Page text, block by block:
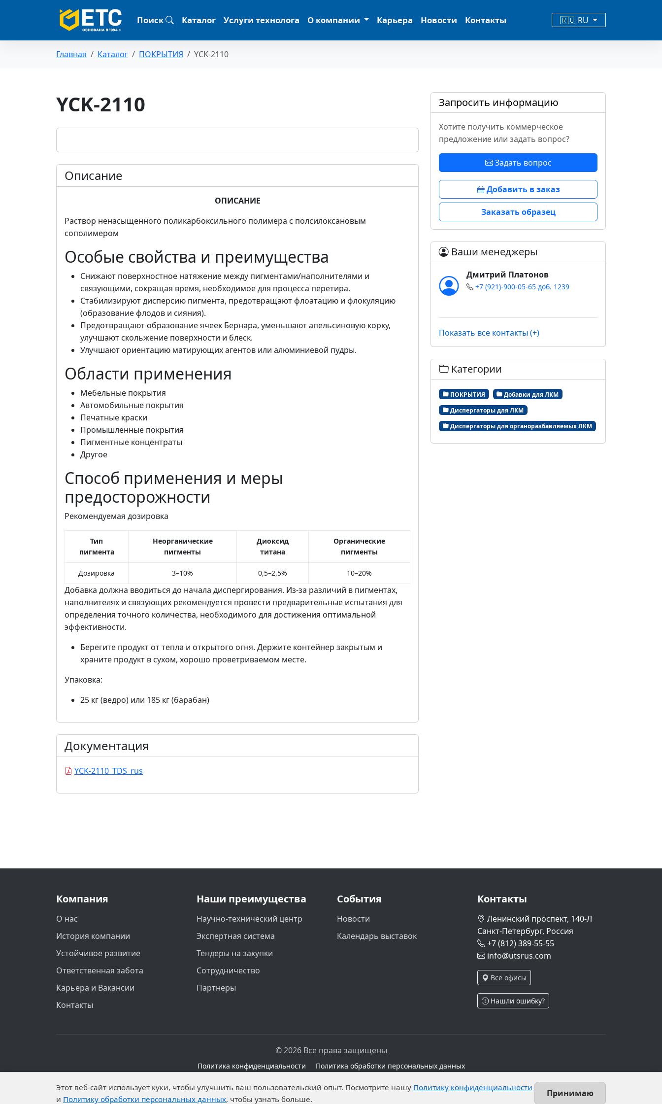
Поиск Каталог Услуги технолога О компании Карьера Новости Контакты 🇷🇺 RU
Главная Каталог ПОКРЫТИЯ YCK-2110
YCK-2110
Описание
ОПИСАНИЕ
Раствор ненасыщенного поликарбоксильного полимера с полсилоксановым
сополимером
Особые свойства и преимущества
Снижают поверхностное натяжение между пигментами/наполнителями и
связующими, сокращая время, необходимое для процесса перетира.
Стабилизируют дисперсию пигмента, предотвращают флоатацию и флокуляцию
(образование флодов и сияния).
Предотвращают образование ячеек Бернара, уменьшают апельсиновую корку,
улучшают скольжение поверхности и блеск.
Улучшают ориентацию матирующих агентов или алюминиевой пудры.
Области применения
Мебельные покрытия
Автомобильные покрытия
Печатные краски
Промышленные покрытия
Пигментные концентраты
Другое
Способ применения и меры
предосторожности
Рекомендуемая дозировка
Тип
пигмента
Неорганические
пигменты
Диоксид
титана
Органические
пигменты
Дозировка 3–10% 0,5–2,5% 10–20%
Добавка должна вводиться до начала диспергирования. Из-за различий в пигментах,
наполнителях и связующих рекомендуется провести предварительные испытания для
определения точного количества, необходимого для достижения оптимальной
эффективности.
Берегите продукт от тепла и открытого огня. Держите контейнер закрытым и
храните продукт в сухом, хорошо проветриваемом месте.
Упаковка:
25 кг (ведро) или 185 кг (барабан)
Документация
YCK-2110_TDS_rus
Запросить информацию
Хотите получить коммерческое
предложение или задать вопрос?
Задать вопрос
Добавить в заказ
Заказать образец
Ваши менеджеры
Дмитрий Платонов
+7 (921)-900-05-65 доб. 1239
Показать все контакты (+)
Категории
ПОКРЫТИЯ
Добавки для ЛКМ
Диспергаторы для ЛКМ
Диспергаторы для органоразбавляемых ЛКМ
Компания
О нас
История компании
Устойчивое развитие
Ответственная забота
Карьера и Вакансии
Контакты
Наши преимущества
Научно-технический центр
Экспертная система
Тендеры на закупки
Сотрудничество
Партнеры
События
Новости
Календарь выставок
Контакты
Ленинский проспект, 140-Л
Санкт-Петербург, Россия
+7 (812) 389-55-55
info@utsrus.com
Все офисы
Нашли ошибку?
© 2026 Все права защищены
Политика конфиденциальности Политика обработки персональных данных
установлены запреты на обработку неограниченных кругом лиц опубликованных персональных данных.
Этот веб-сайт использует куки, чтобы улучшить ваш пользовательский опыт. Посмотрите нашу Политику конфиденциальности
и Политику обработки персональных данных, чтобы узнать больше.
Принимаю